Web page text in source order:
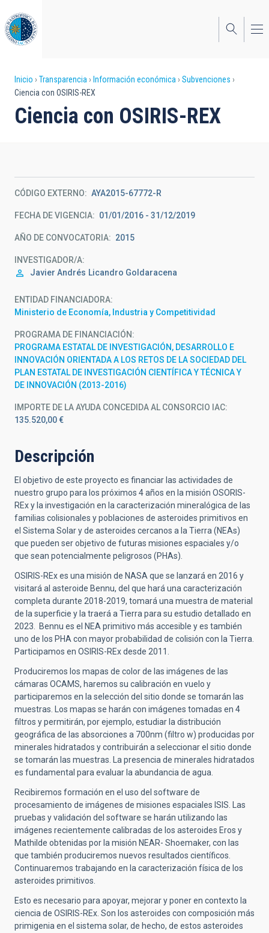
al
contenido
principal
Sobrescribir
enlaces
de
la
navegación
Inicio Transparencia Información económica
Subvenciones
Ciencia con OSIRIS-REX
Ciencia con OSIRIS-REX
CÓDIGO EXTERNO AYA2015-67772-R
FECHA DE VIGENCIA 01/01/2016 - 31/12/2019
AÑO DE CONVOCATORIA 2015
INVESTIGADOR/A
Javier Andrés Licandro Goldaracena
ENTIDAD FINANCIADORA
Ministerio de Economía, Industria y Competitividad
PROGRAMA DE FINANCIACIÓN
PROGRAMA ESTATAL DE INVESTIGACIÓN, DESARROLLO E
INNOVACIÓN ORIENTADA A LOS RETOS DE LA SOCIEDAD DEL
PLAN ESTATAL DE INVESTIGACIÓN CIENTÍFICA Y TÉCNICA Y
DE INNOVACIÓN (2013-2016)
IMPORTE DE LA AYUDA CONCEDIDA AL CONSORCIO IAC
135.520,00 €
Descripción
El objetivo de este proyecto es financiar las actividades de
nuestro grupo para los próximos 4 años en la misión OSORIS-
REx y la investigación en la caracterización mineralógica de las
familias colisionales y poblaciones de asteroides primitivos en
el Sistema Solar y de asteroides cercanos a la Tierra (NEAs)
que pueden ser objetivo de futuras misiones espaciales y/o
que sean potencialmente peligrosos (PHAs).
OSIRIS-REx es una misión de NASA que se lanzará en 2016 y
visitará al asteroide Bennu, del que hará una caracterización
completa durante 2018-2019, tomará una muestra de material
de la superficie y la traerá a Tierra para su estudio detallado en
2023. Bennu es el NEA primitivo más accesible y es también
uno de los PHA con mayor probabilidad de colisión con la Tierra.
Participamos en OSIRIS-REx desde 2011.
Produciremos los mapas de color de las imágenes de las
cámaras OCAMS, haremos su calibración en vuelo y
participaremos en la selección del sitio donde se tomarán las
muestras. Los mapas se harán con imágenes tomadas en 4
filtros y permitirán, por ejemplo, estudiar la distribución
geográfica de las absorciones a 700nm (filtro w) producidas por
minerales hidratados y contribuirán a seleccionar el sitio donde
se tomarán las muestras. La presencia de minerales hidratados
es fundamental para evaluar la abundancia de agua.
Recibiremos formación en el uso del software de
procesamiento de imágenes de misiones espaciales ISIS. Las
pruebas y validación del software se harán utilizando las
imágenes recientemente calibradas de los asteroides Eros y
Mathilde obtenidas por la misión NEAR- Shoemaker, con las
que también produciremos nuevos resultados científicos.
Continuaremos trabajando en la caracterización física de los
asteroides primitivos.
Esto es necesario para apoyar, mejorar y poner en contexto la
ciencia de OSIRIS-REx. Son los asteroides con composición más
primigenia en el sistema solar, de hecho, de estos asteroides